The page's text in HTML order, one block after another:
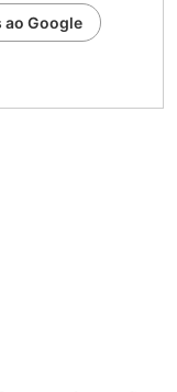
ao Google